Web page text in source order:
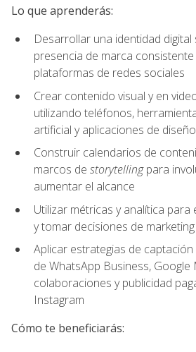
Lo que aprenderás:
Desarrollar una identidad digital
presencia de marca
plataformas de redes sociales
Crear contenido visual y en
utilizando teléfonos,
artificial y aplicaciones de
Construir calendarios de
marcos de storytellingpara
aumentar el alcance
Utilizar métricas y analítica para
y tomar decisiones de
Aplicar estrategias de
de WhatsApp Business, Google
colaboraciones y publicidad
Instagram
Cómo te beneficiarás: